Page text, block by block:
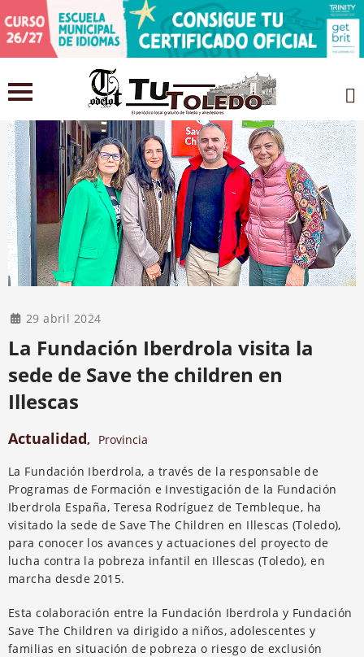
29 abril 2024
La Fundación Iberdrola visita la
sede de Save the children en
Illescas
Actualidad, Provincia
La Fundación Iberdrola, a través de la responsable de
Programas de Formación e Investigación de la Fundación
Iberdrola España, Teresa Rodríguez de Tembleque, ha
visitado la sede de Save The Children en Illescas (Toledo),
para conocer los avances y actuaciones del proyecto de
lucha contra la pobreza infantil en Illescas (Toledo), en
marcha desde 2015.
Esta colaboración entre la Fundación Iberdrola y Fundación
Save The Children va dirigido a niños, adolescentes y
familias en situación de pobreza o riesgo de exclusión